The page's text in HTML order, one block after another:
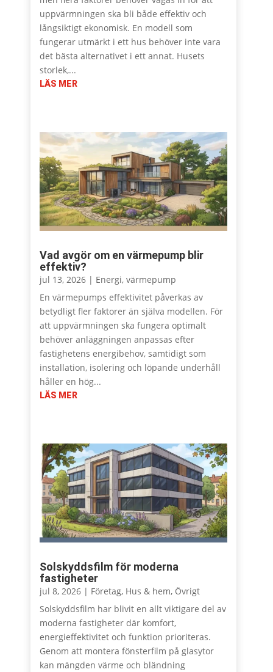
uppvärmningen ska bli både effektiv och
långsiktigt ekonomisk. En modell som
fungerar utmärkt i ett hus behöver inte vara
det bästa alternativet i ett annat. Husets
storlek,...
LÄS MER
Vad avgör om en värmepump blir
effektiv?
jul 13, 2026| Energi, värmepump
En värmepumps effektivitet påverkas av
betydligt fler faktorer än själva modellen. För
att uppvärmningen ska fungera optimalt
behöver anläggningen anpassas efter
fastighetens energibehov, samtidigt som
installation, isolering och löpande underhåll
håller en hög...
LÄS MER
Solskyddsfilm för moderna
fastigheter
jul 8, 2026| Företag, Hus & hem, Övrigt
Solskyddsfilm har blivit en allt viktigare del av
moderna fastigheter där komfort,
energieffektivitet och funktion prioriteras.
Genom att montera fönsterfilm på glasytor
kan mängden värme och bländning